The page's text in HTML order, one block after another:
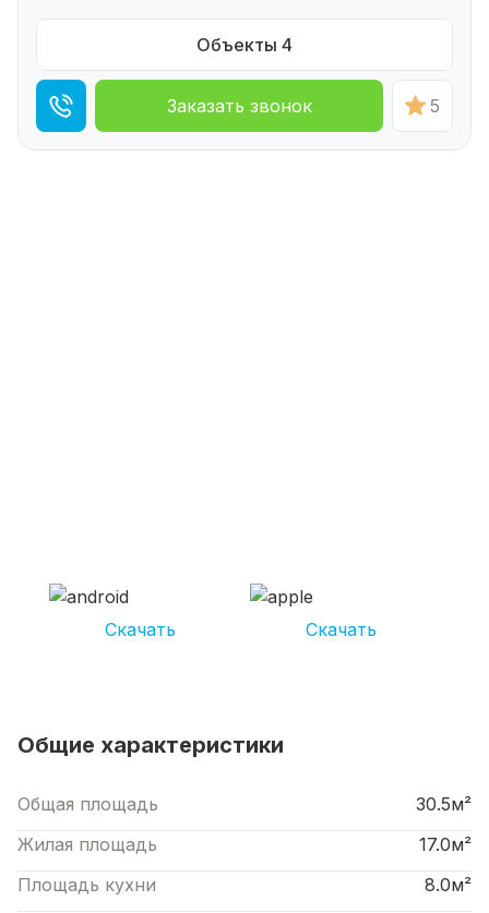
Объекты 4
Заказать звонок 5
Скачать Скачать
Общие характеристики
Общая площадь
30.5м²
Жилая площадь
17.0м²
Площадь кухни
8.0м²